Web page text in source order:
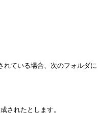
ている場合、次のフォルダ
されたとします。